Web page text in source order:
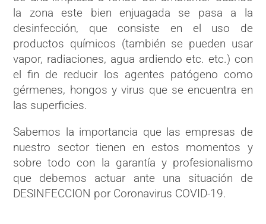
la zona este bien enjuagada se pasa a la
desinfección, que consiste en el uso de
productos químicos (también se pueden usar
vapor, radiaciones, agua ardiendo etc. etc.) con
el fin de reducir los agentes patógeno como
gérmenes, hongos y virus que se encuentra en
las superficies.
Sabemos la importancia que las empresas de
nuestro sector tienen en estos momentos y
sobre todo con la garantía y profesionalismo
que debemos actuar ante una situación de
DESINFECCION por Coronavirus COVID-19.